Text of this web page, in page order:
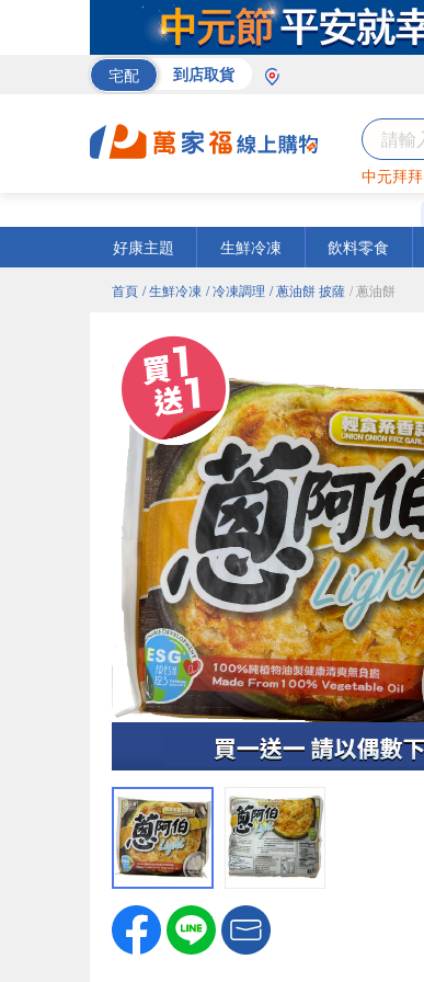
宅配 到店取貨
中元拜拜
好康主題
生鮮冷凍 飲料零食
首頁 / 生鮮冷凍 / 冷凍調理 / 蔥油餅 披薩 / 蔥油餅